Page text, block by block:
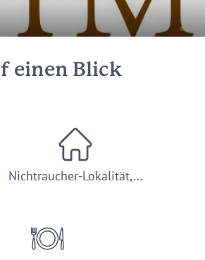
© Heim
einen Blick
Nichtraucher-Lokalität,…